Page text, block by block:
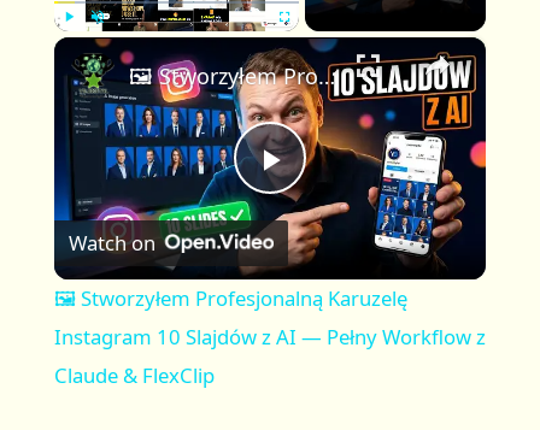
U
n
m
u
u
l
l
s
c
r
e
n
×
P
l
a
🖼️ Stworzyłem Profesjonalną Karuzelę Instagram 10 Slajdów z AI — Pełny Workflow z Claude & FlexClip
Watch on
🖼️ Stworzyłem Profesjonalną Karuzelę
Instagram 10 Slajdów z AI — Pełny Workflow z
Claude & FlexClip